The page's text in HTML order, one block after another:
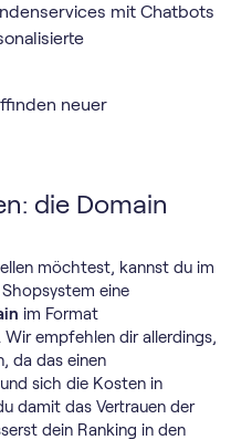
mit Chatbots
neuer
die Domain
möchtest, kannst du im
eine
im Format
Wir empfehlen dir allerdings,
da das einen
sich die Kosten in
damit das Vertrauen der
dein Ranking in den